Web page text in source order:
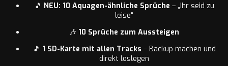
🎵 NEU: 10 Aquagen-ähnliche Sprüche – „Ihr seid zu
leise“
🎶 10 Sprüche zum Aussteigen
🎵 1 SD-Karte mit allen Tracks – Backup machen und
direkt loslegen